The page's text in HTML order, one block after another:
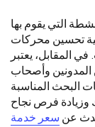
التي يقوم بها
تحسين محركات
المقابل، يعتبر
وأصحاب
البحث المناسبة
وزيادة فرص نجاح
عن سعر خدمة